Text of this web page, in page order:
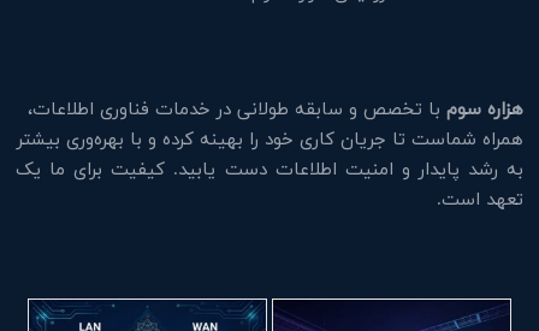
هزاره سوم با تخصص و سابقه طولانی در خدمات فناوری اطلاعات،
همراه شماست تا جریان کاری خود را بهینه کرده و با بهره‌وری بیشتر
به رشد پایدار و امنیت اطلاعات دست یابید. کیفیت برای ما یک
تعهد است.